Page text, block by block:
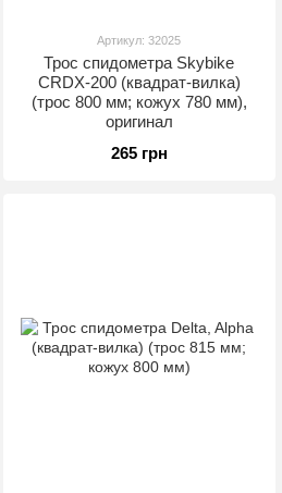
Артикул: 32025
Трос спидометра Skybike
CRDX-200 (квадрат-вилка)
(трос 800 мм; кожух 780 мм),
оригинал
265 грн